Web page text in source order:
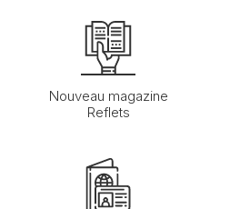
Nouveau magazine
Reflets